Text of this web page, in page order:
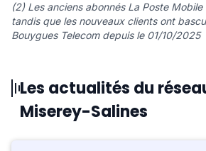
(2) Les anciens abonnés La Poste Mobile
tandis que les nouveaux clients ont
Bouygues Telecom depuis le 01/10/2025
Les actualités du
Miserey-Salines